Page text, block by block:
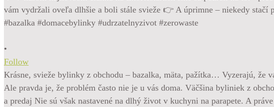
•
Follow
Krásne, svieže bylinky z obchodu – bazalka, mäta, pažítka… Vyzerajú, že
Ale pravda je, že problém často nie je u vás doma. Väčšina byliniek z
a predaj Nie sú však nastavené na dlhý život v kuchyni na parapete. A